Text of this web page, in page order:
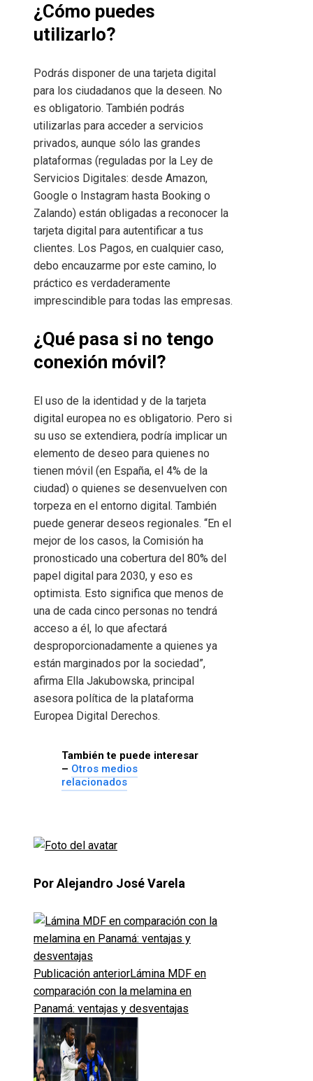
¿Cómo puedes
utilizarlo?
Podrás disponer de una tarjeta digital
para los ciudadanos que la deseen. No
es obligatorio. También podrás
utilizarlas para acceder a servicios
privados, aunque sólo las grandes
plataformas (reguladas por la Ley de
Servicios Digitales: desde Amazon,
Google o Instagram hasta Booking o
Zalando) están obligadas a reconocer la
tarjeta digital para autentificar a tus
clientes. Los Pagos, en cualquier caso,
debo encauzarme por este camino, lo
práctico es verdaderamente
imprescindible para todas las empresas.
¿Qué pasa si no tengo
conexión móvil?
El uso de la identidad y de la tarjeta
digital europea no es obligatorio. Pero si
su uso se extendiera, podría implicar un
elemento de deseo para quienes no
tienen móvil (en España, el 4% de la
ciudad) o quienes se desenvuelven con
torpeza en el entorno digital. También
puede generar deseos regionales. “En el
mejor de los casos, la Comisión ha
pronosticado una cobertura del 80% del
papel digital para 2030, y eso es
optimista. Esto significa que menos de
una de cada cinco personas no tendrá
acceso a él, lo que afectará
desproporcionadamente a quienes ya
están marginados por la sociedad”,
afirma Ella Jakubowska, principal
asesora política de la plataforma
Europea Digital Derechos.
También te puede interesar
– Otros medios
relacionados
Por Alejandro José Varela
Publicación anteriorLámina MDF en
comparación con la melamina en
Panamá: ventajas y desventajas